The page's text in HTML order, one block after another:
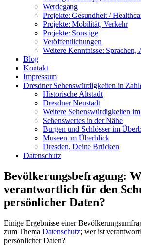
Werdegang
Projekte: Gesundheit /
Projekte: Mobilität, Verkehr
Projekte: Sonstige
Veröffentlichungen
Weitere Kenntnisse: Sprachen,
Blog
Kontakt
Impressum
Dresdner Sehenswürdigkeiten in
Historische Altstadt
Dresdner Neustadt
Weitere Sehenswürdigkeiten
Sehenswertes in der Nähe
Burgen und Schlösser im
Museen im Überblick
Dresden, Deine Brücken
Datenschutz
Bevölkerungsbefragung:
verantwortlich für den
persönlicher Daten?
Einige Ergebnisse einer
zum Thema Datenschutz; wer ist
persönlicher Daten?